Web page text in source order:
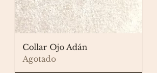
Collar Ojo Adán
Agotado